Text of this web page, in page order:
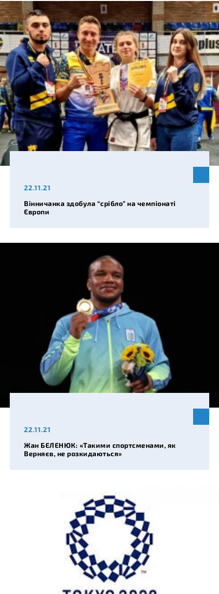
22.11.21
Вінничанка здобула “срібло” на чемпіонаті
Європи
22.11.21
Жан БЕЛЕНЮК: «Такими спортсменами, як
Верняєв, не розкидаються»